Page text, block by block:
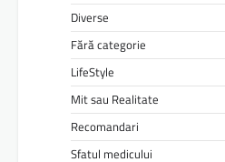
Diverse
Fără categorie
LifeStyle
Mit sau Realitate
Recomandari
Sfatul medicului